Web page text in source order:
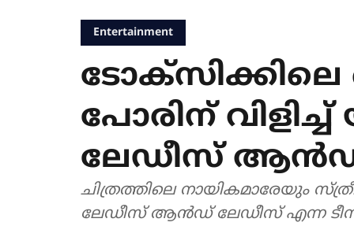
Entertainment
പോരിന്
ലേഡീസ് ആൻഡ്
ചിത്രത്തിലെ നായികമാരേയും
ലേഡീസ് ആൻഡ് ലേഡീസ് എന്ന